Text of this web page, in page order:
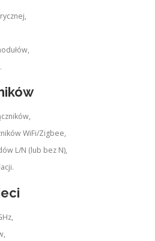
WiFi/Zigbee,
L/N (lub bez N),